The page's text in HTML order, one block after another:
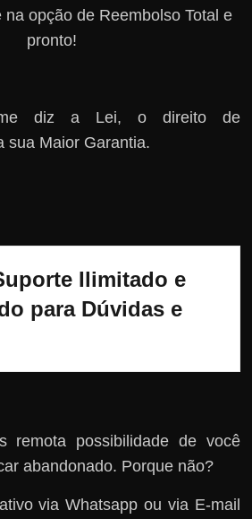
opção de Reembolso Total e
pronto!
diz a Lei, o direito de
sua Maior Garantia.
Ilimitado e
para Dúvidas e
remota possibilidade de você
abandonado. Porque não?
via Whatsapp ou via E-mail